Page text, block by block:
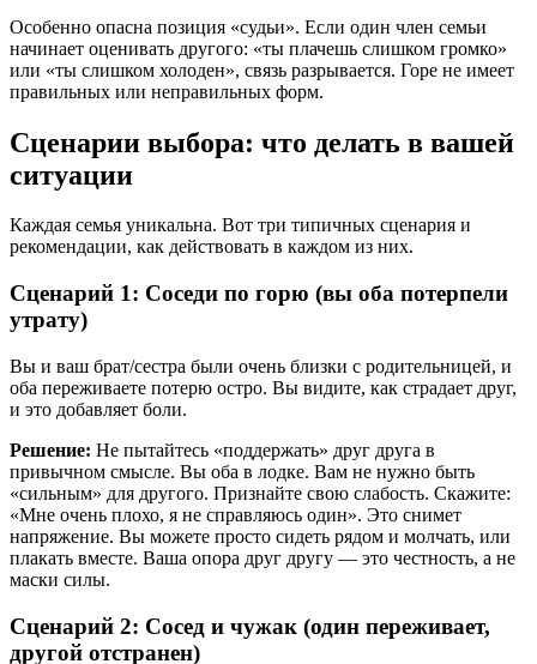
Особенно опасна позиция «судьи». Если один член семьи
начинает оценивать другого: «ты плачешь слишком громко»
или «ты слишком холоден», связь разрывается. Горе не имеет
правильных или неправильных форм.
Сценарии выбора: что делать в вашей
ситуации
Каждая семья уникальна. Вот три типичных сценария и
рекомендации, как действовать в каждом из них.
Сценарий 1: Соседи по горю (вы оба потерпели
утрату)
Вы и ваш брат/сестра были очень близки с родительницей, и
оба переживаете потерю остро. Вы видите, как страдает друг,
и это добавляет боли.
Решение: Не пытайтесь «поддержать» друг друга в
привычном смысле. Вы оба в лодке. Вам не нужно быть
«сильным» для другого. Признайте свою слабость. Скажите:
«Мне очень плохо, я не справляюсь один». Это снимет
напряжение. Вы можете просто сидеть рядом и молчать, или
плакать вместе. Ваша опора друг другу — это честность, а не
маски силы.
Сценарий 2: Сосед и чужак (один переживает,
другой отстранен)